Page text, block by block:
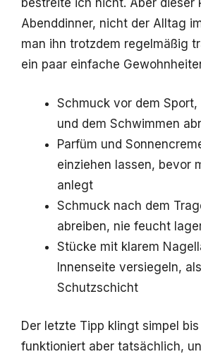
bestreite ich nicht. Aber dieser
Abenddinner, nicht der Alltag
man ihn trotzdem regelmäßig
ein paar einfache
Schmuck vor dem Sport,
und dem Schwimmen
Parfüm und
einziehen lassen, bevor
anlegt
Schmuck nach dem
abreiben, nie feucht
Stücke mit klarem
Innenseite versiegeln,
Schutzschicht
Der letzte Tipp klingt simpel bis
funktioniert aber tatsächlich,